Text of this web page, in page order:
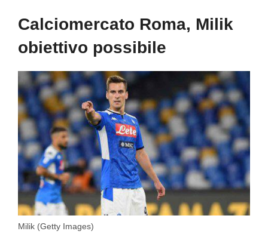
Calciomercato Roma, Milik
obiettivo possibile
Milik (Getty Images)